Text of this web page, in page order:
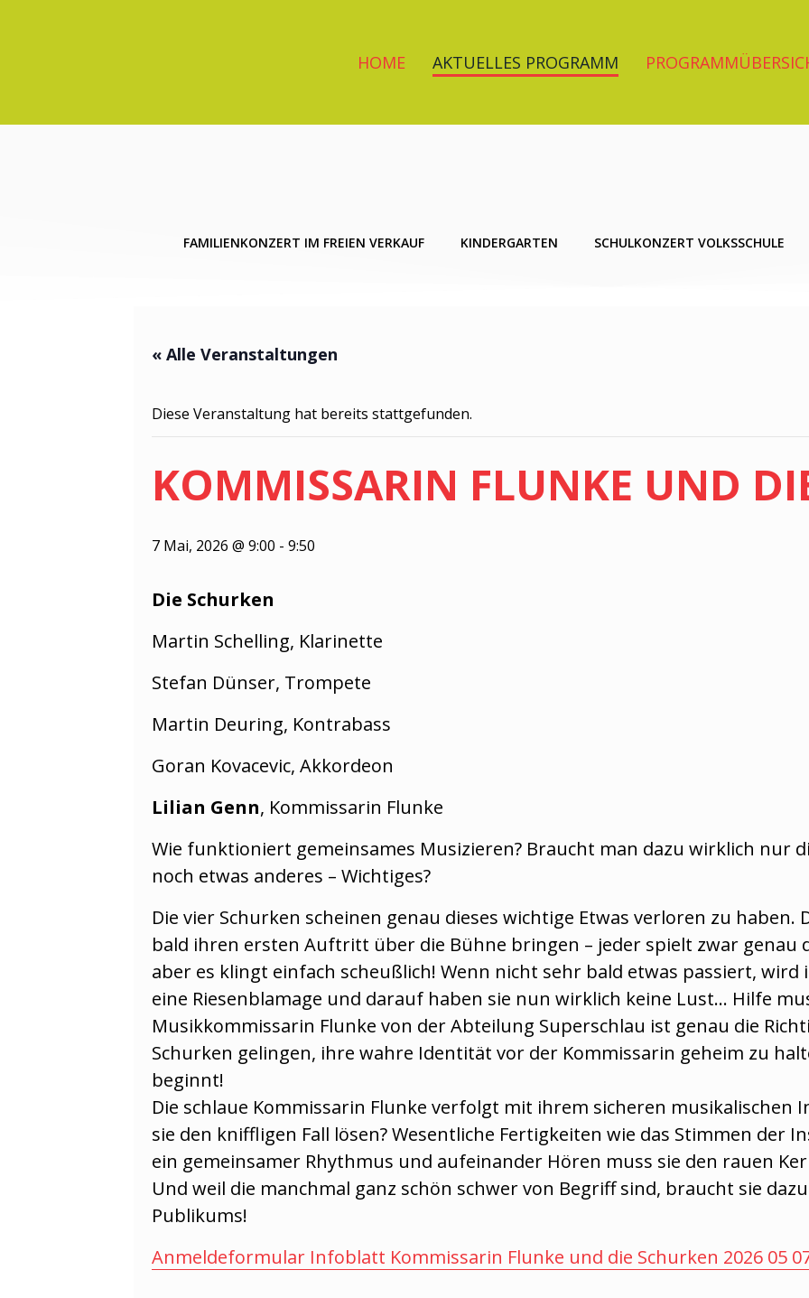
HOME AKTUELLES PROGRAMM
FAMILIENKONZERT IM FREIEN VERKAUF KINDERGARTEN SCHULKONZERT VOLKSSCHULE
« Alle Veranstaltungen
Diese Veranstaltung hat bereits stattgefunden.
KOMMISSARIN FLUNKE UND
7 Mai, 2026 @ 9:00 - 9:50
Die Schurken
Martin Schelling, Klarinette
Stefan Dünser, Trompete
Martin Deuring, Kontrabass
Goran Kovacevic, Akkordeon
Lilian Genn, Kommissarin Flunke
Wie funktioniert gemeinsames Musizieren? Braucht man dazu wirklich nur
noch etwas anderes – Wichtiges?
Die vier Schurken scheinen genau dieses wichtige Etwas verloren zu haben.
bald ihren ersten Auftritt über die Bühne bringen – jeder spielt zwar genau
aber es klingt einfach scheußlich! Wenn nicht sehr bald etwas passiert,
eine Riesenblamage und darauf haben sie nun wirklich keine Lust… Hilfe
Musikkommissarin Flunke von der Abteilung Superschlau ist genau die
Schurken gelingen, ihre wahre Identität vor der Kommissarin geheim zu
beginnt!
Die schlaue Kommissarin Flunke verfolgt mit ihrem sicheren musikalischen
sie den kniffligen Fall lösen? Wesentliche Fertigkeiten wie das Stimmen der
ein gemeinsamer Rhythmus und aufeinander Hören muss sie den rauen
Und weil die manchmal ganz schön schwer von Begriff sind, braucht sie
Publikums!
Anmeldeformular Infoblatt Kommissarin Flunke und die Schurken 2026 05